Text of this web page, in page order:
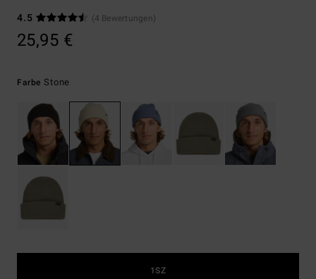
4.5
(4 Bewertungen)
25,95 €
Farbe Stone
1SZ